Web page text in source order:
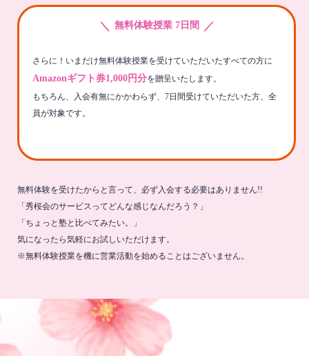
＼ 無料体験授業 7日間 ／
さらに！いまだけ無料体験授業を受けていただいたすべての方に
Amazonギフト券1,000円分を贈呈いたします。
もちろん、入会有無にかかわらず、7日間受けていただいた方、全
員が対象です。
無料体験を受けたからと言って、必ず入会する必要はありません!!
「秀桜会のサービスってどんな感じなんだろう？」
「ちょっと塾と比べてみたい。」
気になったら気軽にお試しいただけます。
※無料体験授業を機に営業活動を始めることはございません。